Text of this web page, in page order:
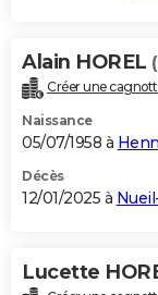
Alain HOREL
Créer une
Naissance
05/07/1958 à
Décès
12/01/2025 à
Lucette